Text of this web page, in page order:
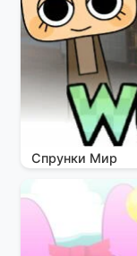
Спрунки Мир